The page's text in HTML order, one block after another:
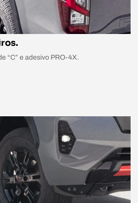
“C” e adesivo PRO-4X.